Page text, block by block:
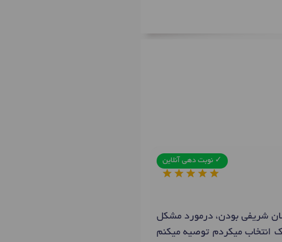
✓ نوبت دهی آنلاین
شریفی بودن، درمورد مشکل
انتخاب میکردم توصیه میکنم